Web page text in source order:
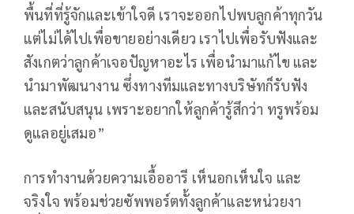
พื้นที่ที่รู้จักและเข้าใจดี เราจะออกไปพบลูกค้าทุกวัน
แต่ไม่ได้ไปเพื่อขายอย่างเดียว เราไปเพื่อรับฟังและ
สังเกตว่าลูกค้าเจอปัญหาอะไร เพื่อนำมาแก้ไข และ
นำมาพัฒนางาน ซึ่งทางทีมและทางบริษัทก็รับฟัง
และสนับสนุน เพราะอยากให้ลูกค้ารู้สึกว่า ทรูพร้อม
ดูแลอยู่เสมอ”
การทำงานด้วยความเอื้ออารี เห็นอกเห็นใจ และ
จริงใจ พร้อมช่วยซัพพอร์ตทั้งลูกค้าและหน่วยงา